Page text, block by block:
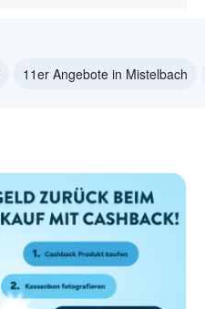
11er Angebote in Mistelbach